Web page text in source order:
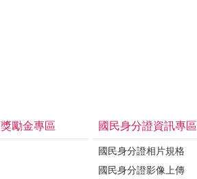
勵金專區 國民身分證資訊專區
國民身分證相片規格
國民身分證影像上傳